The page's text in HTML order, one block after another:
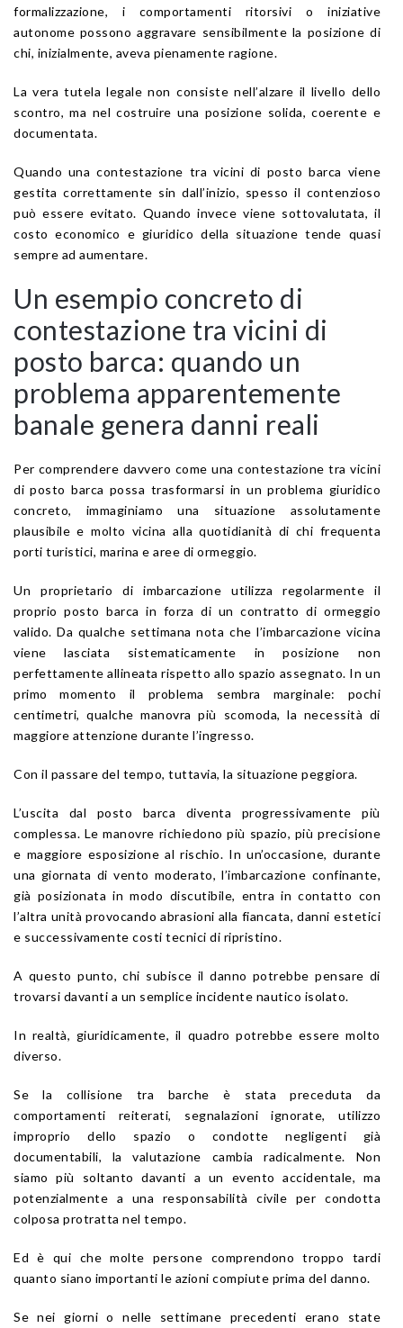
formalizzazione, i comportamenti ritorsivi o iniziative
autonome possono aggravare sensibilmente la posizione di
chi, inizialmente, aveva pienamente ragione.
La vera tutela legale non consiste nell’alzare il livello dello
scontro, ma nel costruire una posizione solida, coerente e
documentata.
Quando una contestazione tra vicini di posto barca viene
gestita correttamente sin dall’inizio, spesso il contenzioso
può essere evitato. Quando invece viene sottovalutata, il
costo economico e giuridico della situazione tende quasi
sempre ad aumentare.
Un esempio concreto di
contestazione tra vicini di
posto barca: quando un
problema apparentemente
banale genera danni reali
Per comprendere davvero come una contestazione tra vicini
di posto barca possa trasformarsi in un problema giuridico
concreto, immaginiamo una situazione assolutamente
plausibile e molto vicina alla quotidianità di chi frequenta
porti turistici, marina e aree di ormeggio.
Un proprietario di imbarcazione utilizza regolarmente il
proprio posto barca in forza di un contratto di ormeggio
valido. Da qualche settimana nota che l’imbarcazione vicina
viene lasciata sistematicamente in posizione non
perfettamente allineata rispetto allo spazio assegnato. In un
primo momento il problema sembra marginale: pochi
centimetri, qualche manovra più scomoda, la necessità di
maggiore attenzione durante l’ingresso.
Con il passare del tempo, tuttavia, la situazione peggiora.
L’uscita dal posto barca diventa progressivamente più
complessa. Le manovre richiedono più spazio, più precisione
e maggiore esposizione al rischio. In un’occasione, durante
una giornata di vento moderato, l’imbarcazione confinante,
già posizionata in modo discutibile, entra in contatto con
l’altra unità provocando abrasioni alla fiancata, danni estetici
e successivamente costi tecnici di ripristino.
A questo punto, chi subisce il danno potrebbe pensare di
trovarsi davanti a un semplice incidente nautico isolato.
In realtà, giuridicamente, il quadro potrebbe essere molto
diverso.
Se la collisione tra barche è stata preceduta da
comportamenti reiterati, segnalazioni ignorate, utilizzo
improprio dello spazio o condotte negligenti già
documentabili, la valutazione cambia radicalmente. Non
siamo più soltanto davanti a un evento accidentale, ma
potenzialmente a una responsabilità civile per condotta
colposa protratta nel tempo.
Ed è qui che molte persone comprendono troppo tardi
quanto siano importanti le azioni compiute prima del danno.
Se nei giorni o nelle settimane precedenti erano state